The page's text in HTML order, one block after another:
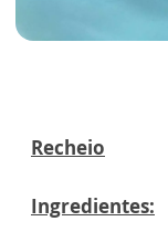
Recheio
Ingredientes: